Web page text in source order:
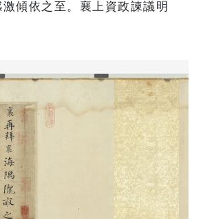
傾依之至。襄上資政諫議明